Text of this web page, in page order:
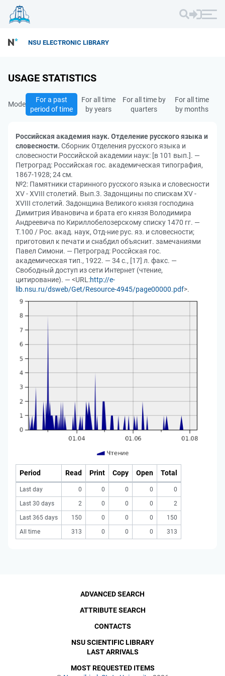
NSU ELECTRONIC LIBRARY
USAGE STATISTICS
Mode
For a past
period of time
For all time
by years
For all time by
quarters
For all time
by months
Российская академия наук. Отделение русского языка и
словесности. Сборник Отделения русского языка и
словесности Российской академии наук: [в 101 вып.]. —
Петроград: Российская гос. академическая типография,
1867-1928; 24 см.
№2: Памятники старинного русского языка и словесности
XV - XVIII столетий. Вып.3. Задонщины по спискам XV -
XVIII столетий. Задонщина Великого князя господина
Димитрия Ивановича и брата его князя Володимира
Андреевича по Кириллобелозерскому списку 1470 гг. —
Т.100 / Рос. акад. наук, Отд-ние рус. яз. и словесности;
приготовил к печати и снабдил объяснит. замечаниями
Павел Симони. — Петроград: Россйская гос.
академическая тип., 1922. — 34 с., [17] л. факс. —
Свободный доступ из сети Интернет (чтение,
цитирование). — <URL:http://e-
lib.nsu.ru/dsweb/Get/Resource-4945/page00000.pdf>.
Period Read Print Copy Open Total
Last day 0 0 0 0
0
Last 30 days
2 0 0 0
2
Last 365 days
150 0 0 0
150
All time
313 0 0 0 313
ADVANCED SEARCH
ATTRIBUTE SEARCH
CONTACTS
NSU SCIENTIFIC LIBRARY
LAST ARRIVALS
MOST REQUESTED ITEMS